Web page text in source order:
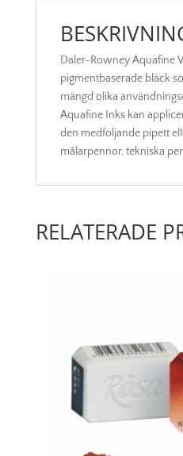
Daler-Rowney Aquafine
pigmentbaserade bläck
mängd olika
Aquafine Inks kan
den medföljande pipett
målarpennor, tekniska
RELATERADE